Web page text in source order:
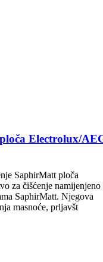
Electrolux/
SaphirMatt ploča
za čišćenje namijenjeno
SaphirMatt. Njegova
masnoće, prljavšt